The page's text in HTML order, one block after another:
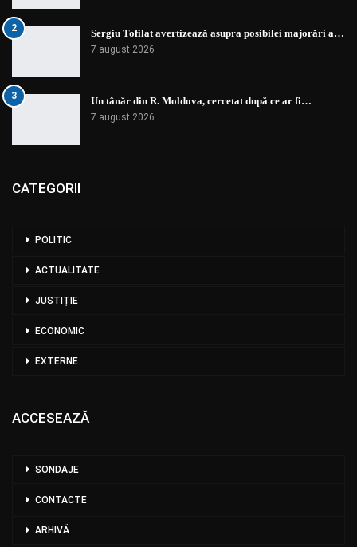
2 Sergiu Tofilat avertizează asupra posibilei majorări a…
7 august 2026
3 Un tânăr din R. Moldova, cercetat după ce ar fi…
7 august 2026
CATEGORII
POLITIC
ACTUALITATE
JUSTIȚIE
ECONOMIC
EXTERNE
ACCESEAZĂ
SONDAJE
CONTACTE
ARHIVĂ